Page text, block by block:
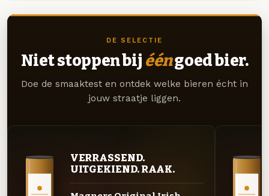
DE SELECTIE
Niet stoppen bij ééngoed bier.
Doe de smaaktest en ontdek welke bieren écht in
jouw straatje liggen.
VERRASSEND.
UITGEKIEND. RAAK.